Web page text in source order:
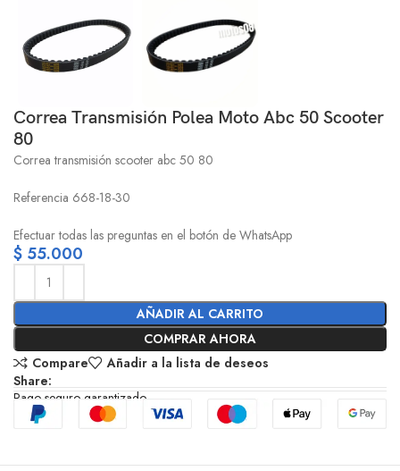
Correa Transmisión Polea Moto Abc 50 Scooter
80
Correa transmisión scooter abc 50 80
Referencia 668-18-30
Efectuar todas las preguntas en el botón de WhatsApp
$ 55.000
AÑADIR AL CARRITO
COMPRAR AHORA
Compare
Añadir a la lista de deseos
Share:
Pago seguro garantizado